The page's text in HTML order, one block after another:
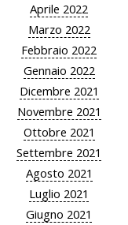
Aprile 2022
Marzo 2022
Febbraio 2022
Gennaio 2022
Dicembre 2021
Novembre 2021
Ottobre 2021
Settembre 2021
Agosto 2021
Luglio 2021
Giugno 2021